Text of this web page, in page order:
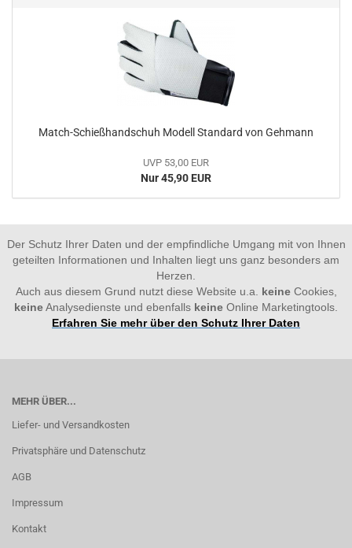
Match-Schießhandschuh Modell Standard von Gehmann
UVP 53,00 EUR
Nur 45,90 EUR
Der Schutz Ihrer Daten und der empfindliche Umgang mit von Ihnen
geteilten Informationen und Inhalten liegt uns ganz besonders am
Herzen.
Auch aus diesem Grund nutzt diese Website u.a. keineCookies,
keineAnalysedienste und ebenfalls keine Online Marketingtools.
Erfahren Sie mehr über den Schutz Ihrer Daten
MEHR ÜBER...
Liefer- und Versandkosten
Privatsphäre und Datenschutz
AGB
Impressum
Kontakt